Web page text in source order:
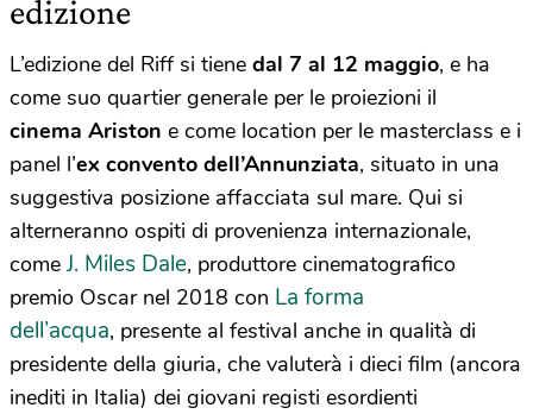
edizione
L’edizione del Riff si tiene dal 7 al 12 maggio, e ha
come suo quartier generale per le proiezioni il
cinema Ariston e come location per le masterclass e i
panel l’ex convento dell’Annunziata, situato in una
suggestiva posizione affacciata sul mare. Qui si
alterneranno ospiti di provenienza internazionale,
comeJ. Miles Dale, produttore cinematografico
premio Oscar nel 2018 con La forma
dell’acqua, presente al festival anche in qualità di
presidente della giuria, che valuterà i dieci film (ancora
inediti in Italia) dei giovani registi esordienti